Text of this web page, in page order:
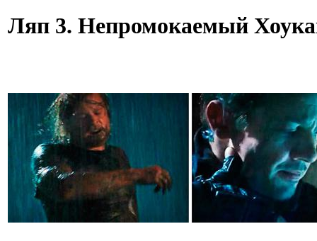
Ляп 3. Непромокаемый